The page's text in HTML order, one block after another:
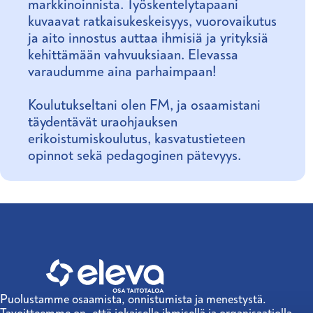
markkinoinnista. Työskentelytapaani
kuvaavat ratkaisukeskeisyys, vuorovaikutus
ja aito innostus auttaa ihmisiä ja yrityksiä
kehittämään vahvuuksiaan. Elevassa
varaudumme aina parhaimpaan!
Koulutukseltani olen FM, ja osaamistani
täydentävät uraohjauksen
erikoistumiskoulutus, kasvatustieteen
opinnot sekä pedagoginen pätevyys.
Puolustamme osaamista, onnistumista ja menestystä.